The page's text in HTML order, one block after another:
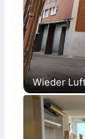
Wieder